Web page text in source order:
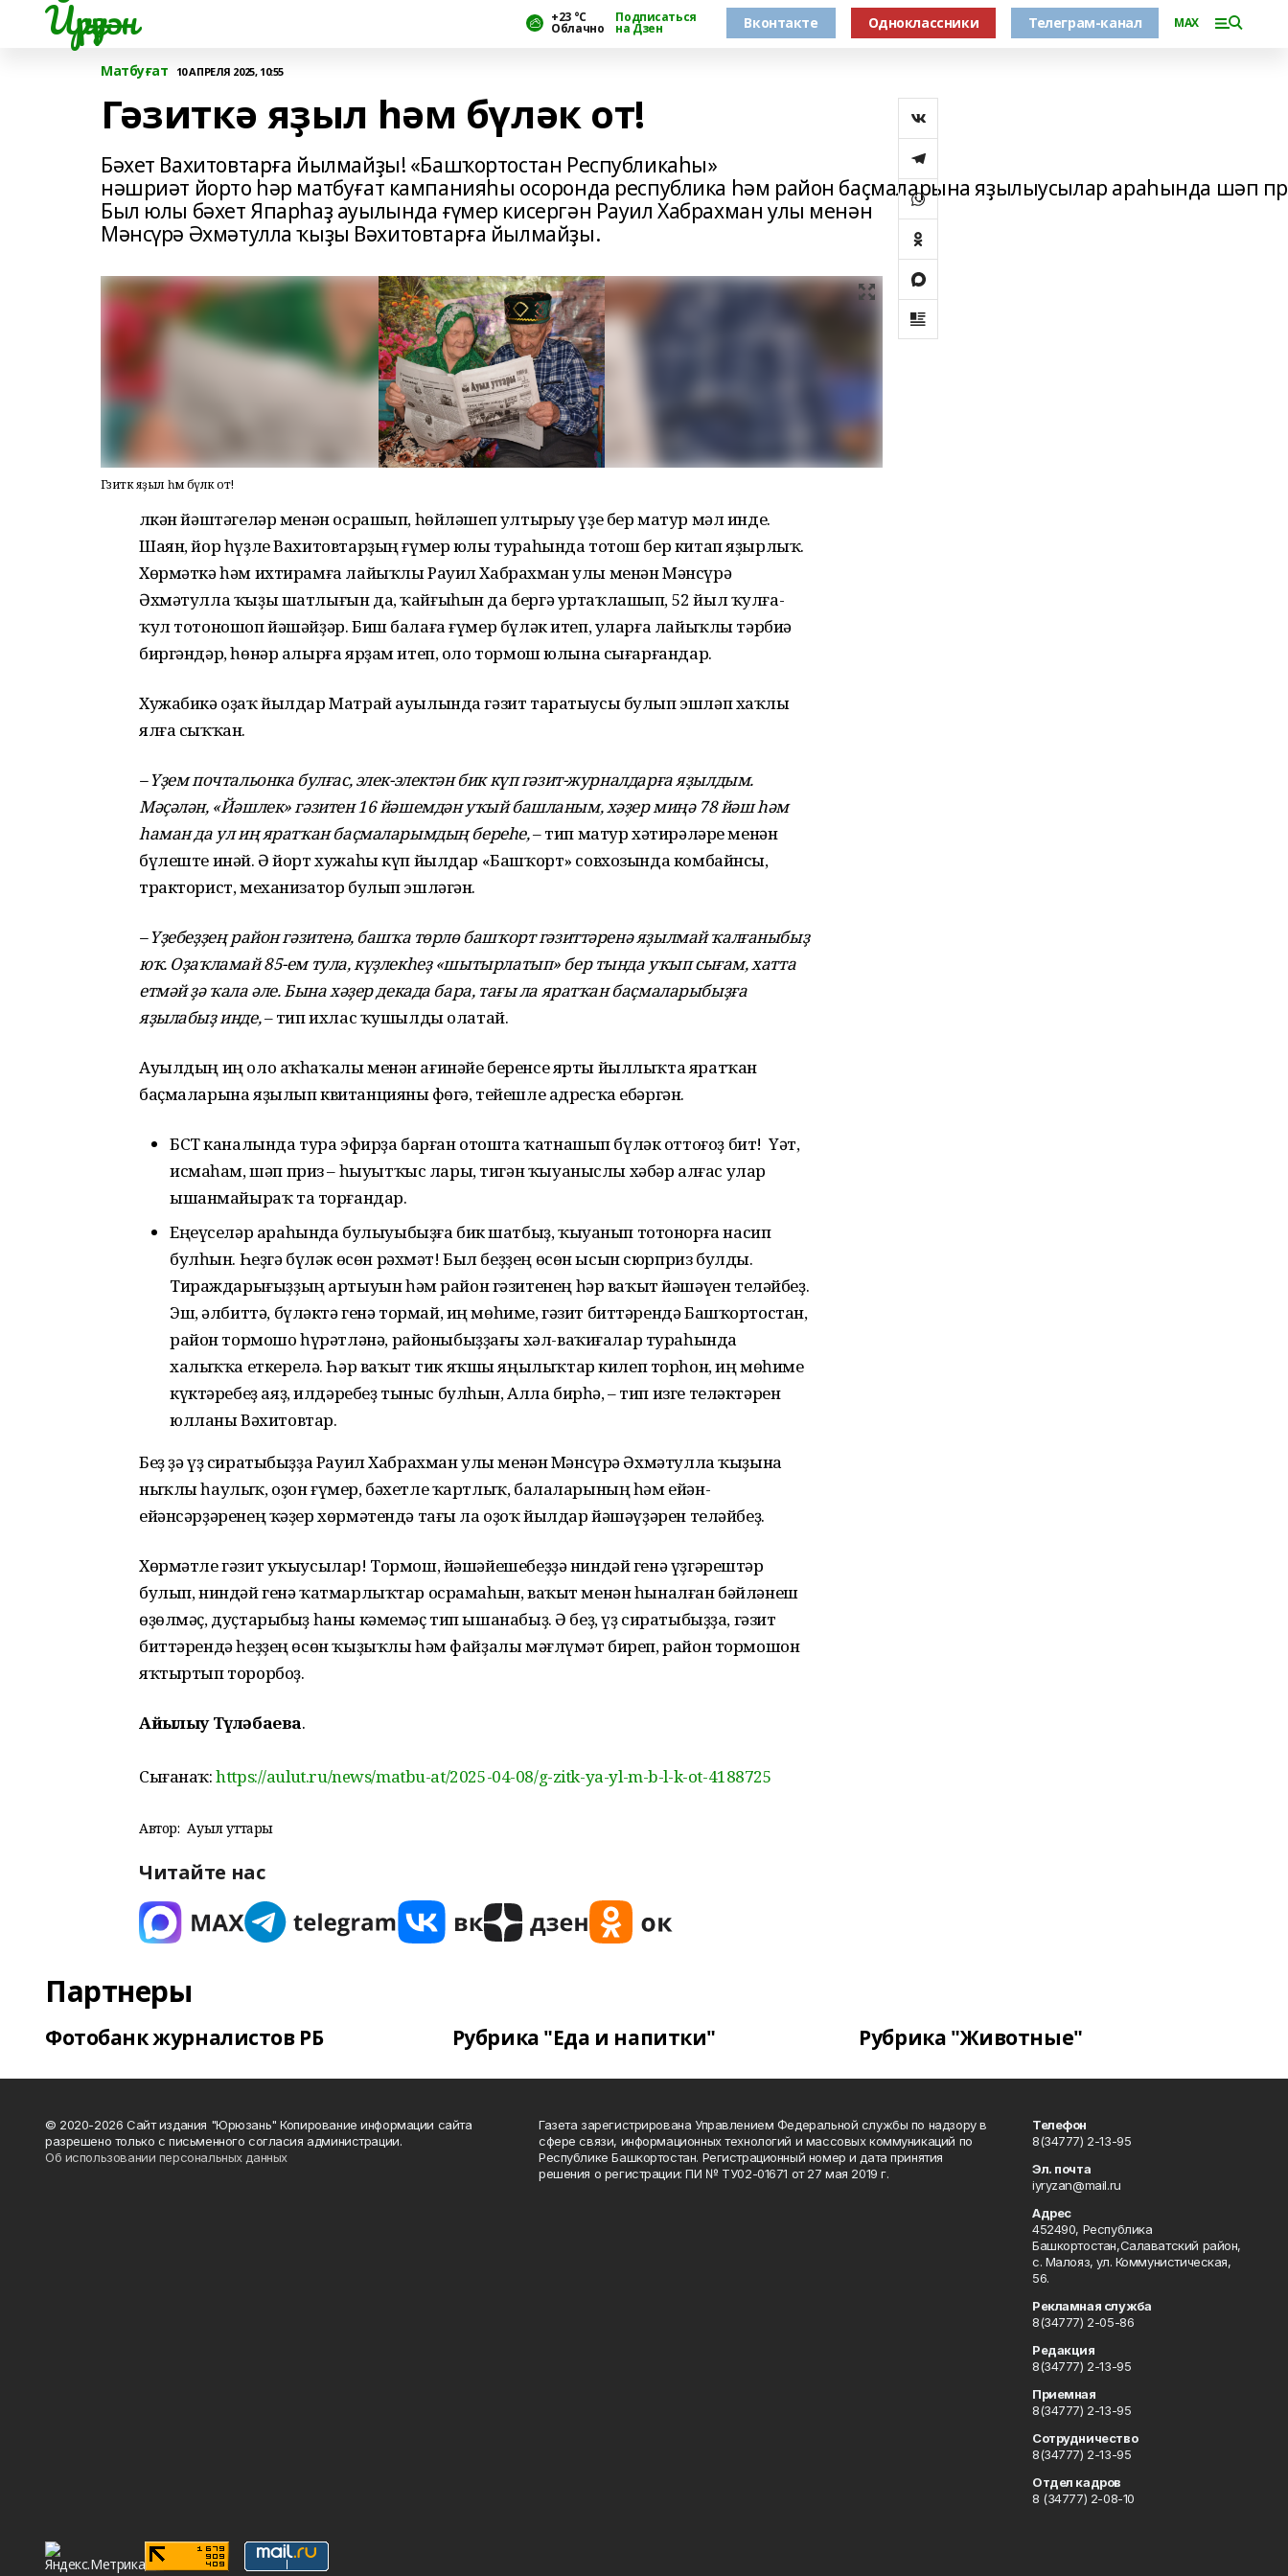
Йүрүҙән +23 °С
Облачно
Подписаться
на Дзен Вконтакте Одноклассники Телеграм-канал MAX
Матбуғат 10 АПРЕЛЯ 2025, 10:55
Гәзиткә яҙыл һәм бүләк от!
Бәхет Вахитовтарға йылмайҙы! «Башҡортостан Республикаһы»
нәшриәт йорто һәр матбуғат кампанияһы осоронда республика һәм район баҫмаларына яҙылыусылар араһында шәп
Был юлы бәхет Япарһаҙ ауылында ғүмер кисергән Рауил Хабрахман улы менән
Мәнсүрә Әхмәтулла ҡыҙы Вәхитовтарға йылмайҙы.
Гәзиткә яҙыл һәм бүләк от!
Өлкән йәштәгеләр менән осрашып, һөйләшеп ултырыу үҙе бер матур мәл инде.
Шаян, йор һүҙле Вахитовтарҙың ғүмер юлы тураһында тотош бер китап яҙырлыҡ.
Хөрмәткә һәм ихтирамға лайыҡлы Рауил Хабрахман улы менән Мәнсүрә
Әхмәтулла ҡыҙы шатлығын да, ҡайғыһын да бергә уртаҡлашып, 52 йыл ҡулға-
ҡул тотоношоп йәшәйҙәр. Биш балаға ғүмер бүләк итеп, уларға лайыҡлы тәрбиә
биргәндәр, һөнәр алырға ярҙам итеп, оло тормош юлына сығарғандар.
Хужабикә оҙаҡ йылдар Матрай ауылында гәзит таратыусы булып эшләп хаҡлы
ялға сыҡҡан.
– Үҙем почтальонка булғас, элек-электән бик күп гәзит-журналдарға яҙылдым.
Мәҫәлән, «Йәшлек» гәзитен 16 йәшемдән уҡый башланым, хәҙер миңә 78 йәш һәм
һаман да ул иң яратҡан баҫмаларымдың береһе,– тип матур хәтирәләре менән
бүлеште инәй. Ә йорт хужаһы күп йылдар «Башҡорт» совхозында комбайнсы,
тракторист, механизатор булып эшләгән.
– Үҙебеҙҙең район гәзитенә, башҡа төрлө башҡорт гәзиттәренә яҙылмай ҡалғаныбыҙ
юҡ. Оҙаҡламай 85-ем тула, күҙлекһеҙ «шытырлатып» бер тында уҡып сығам, хатта
етмәй ҙә ҡала әле. Бына хәҙер декада бара, тағы ла яратҡан баҫмаларыбыҙға
яҙылабыҙ инде,– тип ихлас ҡушылды олатай.
Ауылдың иң оло аҡһаҡалы менән ағинәйе беренсе ярты йыллыҡта яратҡан
баҫмаларына яҙылып квитанцияны Өфөгә, тейешле адресҡа ебәргән.
БСТ каналында тура эфирҙа барған отошта ҡатнашып бүләк оттоғоҙ бит! Үәт,
исмаһам, шәп приз – һыуытҡыс лары, тигән ҡыуаныслы хәбәр алғас улар
ышанмайыраҡ та торғандар.
Еңеүселәр араһында булыуыбыҙға бик шатбыҙ, ҡыуанып тотонорға насип
булһын. Һеҙгә бүләк өсөн рәхмәт! Был беҙҙең өсөн ысын сюрприз булды.
Тираждарығыҙҙың артыуын һәм район гәзитенең һәр ваҡыт йәшәүен теләйбеҙ.
Эш, әлбиттә, бүләктә генә тормай, иң мөһиме, гәзит биттәрендә Башҡортостан,
район тормошо һүрәтләнә, районыбыҙҙағы хәл-ваҡиғалар тураһында
халыҡҡа еткерелә. Һәр ваҡыт тик яҡшы яңылыҡтар килеп торһон, иң мөһиме
күктәребеҙ аяҙ, илдәребеҙ тыныс булһын, Алла бирһә, – тип изге теләктәрен
юлланы Вәхитовтар.
Беҙ ҙә үҙ сиратыбыҙҙа Рауил Хабрахман улы менән Мәнсүрә Әхмәтулла ҡыҙына
ныҡлы һаулыҡ, оҙон ғүмер, бәхетле ҡартлыҡ, балаларының һәм ейән-
ейәнсәрҙәренең ҡәҙер хөрмәтендә тағы ла оҙоҡ йылдар йәшәүҙәрен теләйбеҙ.
Хөрмәтле гәзит уҡыусылар! Тормош, йәшәйешебеҙҙә ниндәй генә үҙгәрештәр
булып, ниндәй генә ҡатмарлыҡтар осрамаһын, ваҡыт менән һыналған бәйләнеш
өҙөлмәҫ, дуҫтарыбыҙ һаны кәмемәҫ тип ышанабыҙ. Ә беҙ, үҙ сиратыбыҙҙа, гәзит
биттәрендә һеҙҙең өсөн ҡыҙыҡлы һәм файҙалы мәғлүмәт биреп, район тормошон
яҡтыртып торорбоҙ.
Айһылыу Түләбаева.
Сығанаҡ:https://aulut.ru/news/matbu-at/2025-04-08/g-zitk-ya-yl-m-b-l-k-ot-4188725
Автор: Ауыл уттары
Читайте нас
Партнеры
Фотобанк журналистов РБ Рубрика "Еда и напитки" Рубрика "Животные"
© 2020-2026 Сайт издания "Юрюзань" Копирование информации сайта
разрешено только с письменного согласия администрации.
Об использовании персональных данных
Газета зарегистрирована Управлением Федеральной службы по надзору в
сфере связи, информационных технологий и массовых коммуникаций по
Республике Башкортостан. Регистрационный номер и дата принятия
решения о регистрации: ПИ № ТУ02-01671 от 27 мая 2019 г.
Телефон
8(34777) 2-13-95
Эл. почта
iyryzan@mail.ru
Адрес
452490, Республика
Башкортостан,Салаватский район,
с. Малояз, ул. Коммунистическая,
56.
Рекламная служба
8(34777) 2-05-86
Редакция
8(34777) 2-13-95
Приемная
8(34777) 2-13-95
Сотрудничество
8(34777) 2-13-95
Отдел кадров
8 (34777) 2-08-10